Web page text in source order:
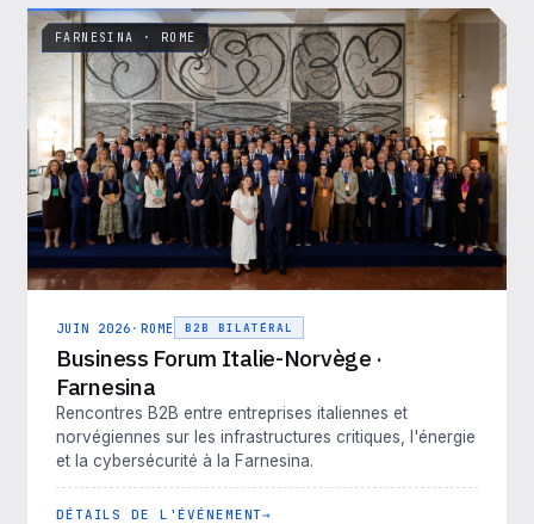
FARNESINA · ROME
JUIN 2026 · ROME B2B BILATÉRAL
Business Forum Italie-Norvège ·
Farnesina
Rencontres B2B entre entreprises italiennes et
norvégiennes sur les infrastructures critiques, l'énergie
et la cybersécurité à la Farnesina.
DÉTAILS DE L'ÉVÉNEMENT